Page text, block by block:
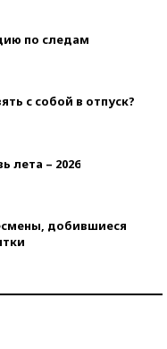
по следам
с собой в отпуск?
лета – 2026
добившиеся